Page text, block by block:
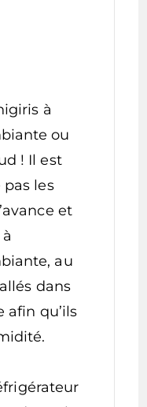
à
ou
! Il est
les
et
au
dans
qu’ils